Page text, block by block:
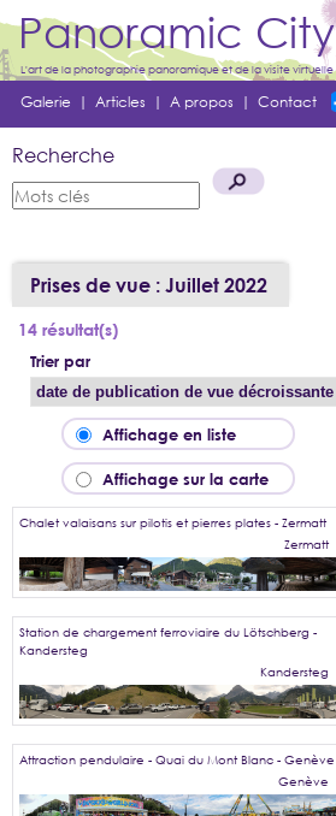
Panoramic City
L'art de la photographie panoramique et de la visite virtuelle
Galerie | Articles | A propos | Contact
Recherche
Prises de vue : Juillet 2022
14 résultat(s)
Trier par
Affichage en liste
Affichage sur la carte
Chalet valaisans sur pilotis et pierres plates - Zermatt
Zermatt
Station de chargement ferroviaire du Lötschberg -
Kandersteg
Kandersteg
Attraction pendulaire - Quai du Mont Blanc - Genève
Genève